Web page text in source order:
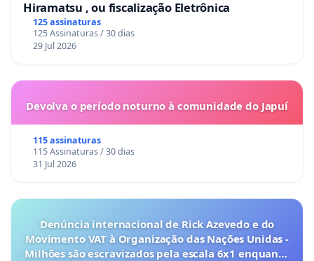
Hiramatsu , ou fiscalização Eletrônica
125 assinaturas
125 Assinaturas / 30 dias
29 Jul 2026
Devolva o período noturno à comunidade do Japuí
115 assinaturas
115 Assinaturas / 30 dias
31 Jul 2026
Denúncia internacional de Rick Azevedo e do
Movimento VAT à Organização das Nações Unidas -
Milhões são escravizados pela escala 6x1 enquanto